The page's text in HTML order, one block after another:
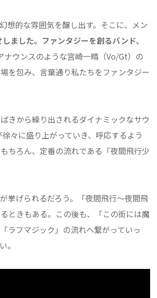
想的な雰囲気を醸し出す。そこに、メン
ました。ファンタジーを創るバンド、
ナウンスのような宮崎一晴（Vo/Gt）の
を包み、言葉通り私たちをファンタジー
きから繰り出されるダイナミックなサウ
々に盛り上がっていき、呼応するよう
ちろん、定番の流れである「夜間飛行少
挙げられるだろう。「夜間飛行～夜間飛
ときもある。この後も、「この街には魔
ラフマジック」の流れへ繋がっていっ
。